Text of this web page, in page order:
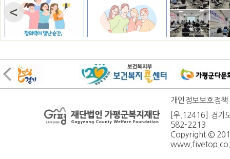
개인정보보호정책
[우.12416] 경
582-2213
Copyright ©